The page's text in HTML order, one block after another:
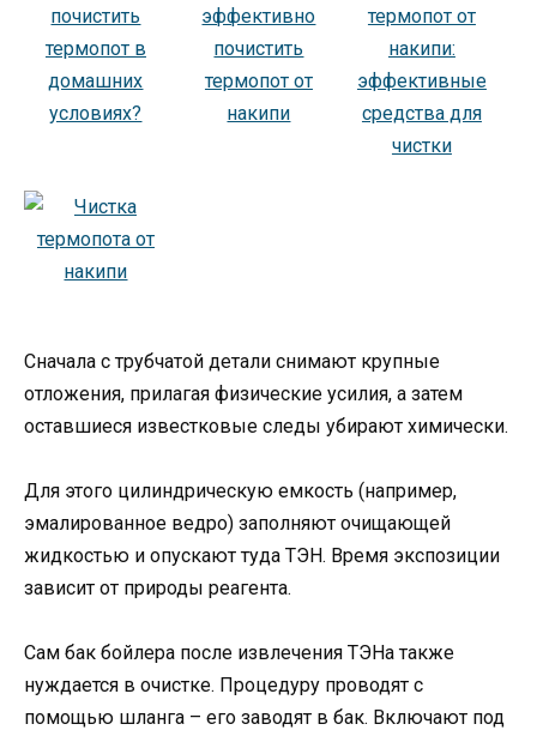
Сначала с трубчатой детали снимают крупные
отложения, прилагая физические усилия, а затем
оставшиеся известковые следы убирают химически.
Для этого цилиндрическую емкость (например,
эмалированное ведро) заполняют очищающей
жидкостью и опускают туда ТЭН. Время экспозиции
зависит от природы реагента.
Сам бак бойлера после извлечения ТЭНа также
нуждается в очистке. Процедуру проводят с
помощью шланга – его заводят в бак. Включают под